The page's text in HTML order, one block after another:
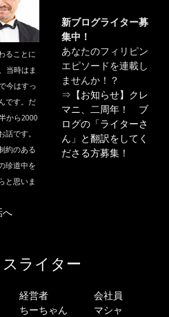
ることに
当時はま
今はすっ
です。だ
から2000
話です。
約のある
珍道中を
と思いま
へ
新ブログライター募
集中！
あなたのフィリピン
エピソードを連載し
ませんか！？
⇒ 【お知らせ】クレ
マニ、二周年！ ブ
ログの「ライターさ
ん」と翻訳をしてく
ださる方募集！
スライター
経営者
ちーちゃん
会社員
マシャ